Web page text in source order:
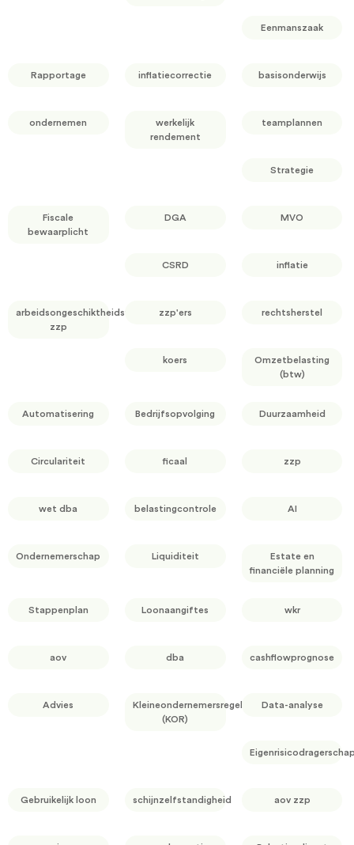
Eenmanszaak
Rapportage inflatiecorrectie basisonderwijs
ondernemen
werkelijk
rendement
teamplannen
Strategie
Fiscale
bewaarplicht
DGA MVO
CSRD inflatie
arbeidsongeschiktheidsverzekering
zzp
zzp'ers rechtsherstel
koers
Omzetbelasting
(btw)
Automatisering Bedrijfsopvolging Duurzaamheid
Circulariteit ficaal zzp
wet dba belastingcontrole AI
Ondernemerschap Liquiditeit
Estate en
financiële planning
Stappenplan Loonaangiftes wkr
aov dba cashflowprognose
Advies
Kleineondernemersregeling
(KOR)
Data-analyse
Gebruikelijk loon schijnzelfstandigheid aov zzp